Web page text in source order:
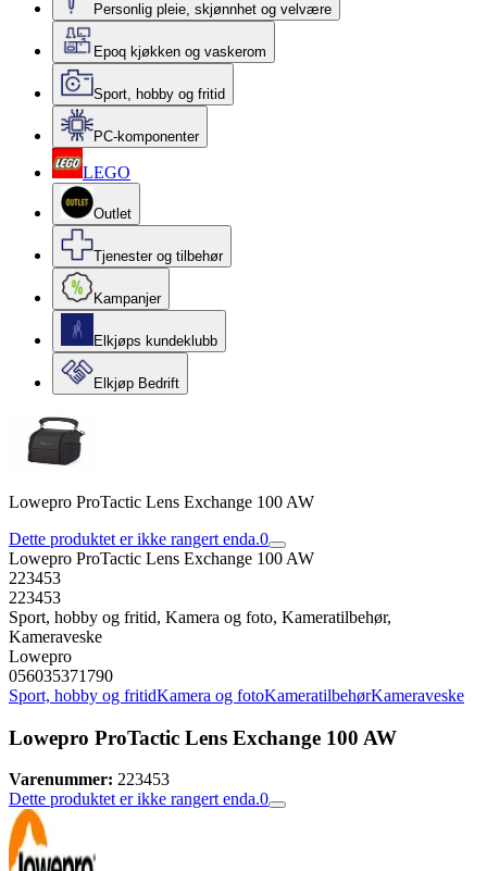
Personlig pleie, skjønnhet og velvære
Epoq kjøkken og vaskerom
Sport, hobby og fritid
PC-komponenter
LEGO
Outlet
Tjenester og tilbehør
Kampanjer
Elkjøps kundeklubb
Elkjøp Bedrift
Lowepro ProTactic Lens Exchange 100 AW
Dette produktet er ikke rangert enda.0
Lowepro ProTactic Lens Exchange 100 AW
223453
223453
Sport, hobby og fritid, Kamera og foto, Kameratilbehør,
Kameraveske
Lowepro
056035371790
Sport, hobby og fritidKamera og fotoKameratilbehørKameraveske
Lowepro ProTactic Lens Exchange 100 AW
Varenummer: 223453
Dette produktet er ikke rangert enda.0